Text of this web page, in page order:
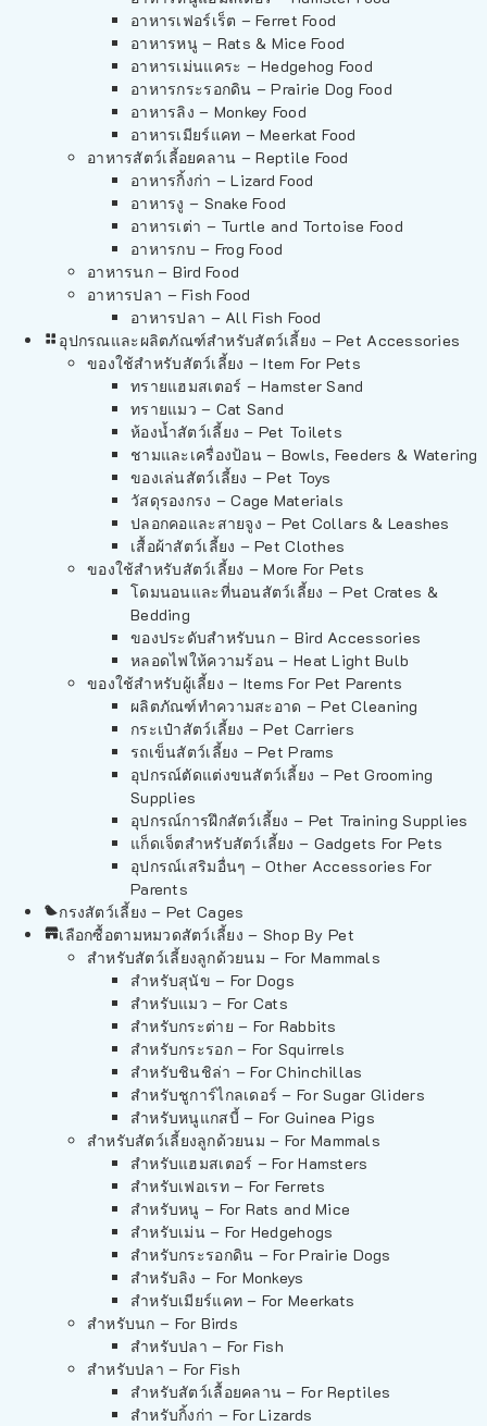
อาหารเฟอร์เร็ต – Ferret Food
อาหารหนู – Rats & Mice Food
อาหารเม่นแคระ – Hedgehog Food
อาหารกระรอกดิน – Prairie Dog Food
อาหารลิง – Monkey Food
อาหารเมียร์แคท – Meerkat Food
อาหารสัตว์เลี้อยคลาน – Reptile Food
อาหารกิ้งก่า – Lizard Food
อาหารงู – Snake Food
อาหารเต่า – Turtle and Tortoise Food
อาหารกบ – Frog Food
อาหารนก – Bird Food
อาหารปลา – Fish Food
อาหารปลา – All Fish Food
อุปกรณและผลิตภัณฑ์สำหรับสัตว์เลี้ยง – Pet Accessories
ของใช้สำหรับสัตว์เลี้ยง – Item For Pets
ทรายแฮมสเตอร์ – Hamster Sand
ทรายแมว – Cat Sand
ห้องน้ำสัตว์เลี้ยง – Pet Toilets
ชามและเครื่องป้อน – Bowls, Feeders & Watering
ของเล่นสัตว์เลี้ยง – Pet Toys
วัสดุรองกรง – Cage Materials
ปลอกคอและสายจูง – Pet Collars & Leashes
เสื้อผ้าสัตว์เลี้ยง – Pet Clothes
ของใช้สำหรับสัตว์เลี้ยง – More For Pets
โดมนอนและที่นอนสัตว์เลี้ยง – Pet Crates &
Bedding
ของประดับสำหรับนก – Bird Accessories
หลอดไฟให้ความร้อน – Heat Light Bulb
ของใช้สำหรับผู้เลี้ยง – Items For Pet Parents
ผลิตภัณฑ์ทำความสะอาด – Pet Cleaning
กระเป๋าสัตว์เลี้ยง – Pet Carriers
รถเข็นสัตว์เลี้ยง – Pet Prams
อุปกรณ์ตัดแต่งขนสัตว์เลี้ยง – Pet Grooming
Supplies
อุปกรณ์การฝึกสัตว์เลี้ยง – Pet Training Supplies
แก็ดเจ็ตสำหรับสัตว์เลี้ยง – Gadgets For Pets
อุปกรณ์เสริมอื่นๆ – Other Accessories For
Parents
กรงสัตว์เลี้ยง – Pet Cages
เลือกซื้อตามหมวดสัตว์เลี้ยง – Shop By Pet
สำหรับสัตว์เลี้ยงลูกด้วยนม – For Mammals
สำหรับสุนัข – For Dogs
สำหรับแมว – For Cats
สำหรับกระต่าย – For Rabbits
สำหรับกระรอก – For Squirrels
สำหรับชินชิล่า – For Chinchillas
สำหรับชูการ์ไกลเดอร์ – For Sugar Gliders
สำหรับหนูแกสบี้ – For Guinea Pigs
สำหรับสัตว์เลี้ยงลูกด้วยนม – For Mammals
สำหรับแฮมสเตอร์ – For Hamsters
สำหรับเฟอเรท – For Ferrets
สำหรับหนู – For Rats and Mice
สำหรับเม่น – For Hedgehogs
สำหรับกระรอกดิน – For Prairie Dogs
สำหรับลิง – For Monkeys
สำหรับเมียร์แคท – For Meerkats
สำหรับนก – For Birds
สำหรับปลา – For Fish
สำหรับปลา – For Fish
สำหรับสัตว์เลื้อยคลาน – For Reptiles
สำหรับกิ้งก่า – For Lizards